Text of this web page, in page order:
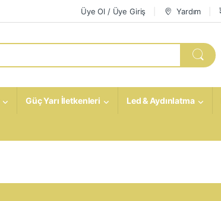
Üye Ol / Üye Giriş Yardım
Güç Yarı İletkenleri Led & Aydınlatma